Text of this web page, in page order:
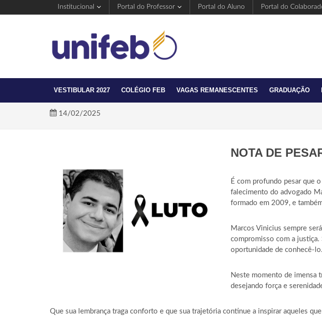
Institucional Portal do Professor Portal do Aluno Portal do
VESTIBULAR 2027 COLÉGIO FEB VAGAS REMANESCENTES GRADUAÇÃO
14/02/2025
NOTA DE
É com profundo pesar que
falecimento do advogado
formado em 2009, e
Marcos Vinicius sempre
compromisso com a justiça.
oportunidade de conhecê-lo.
Neste momento de imensa
desejando força e
Que sua lembrança traga conforto e que sua trajetória continue a inspirar aqueles